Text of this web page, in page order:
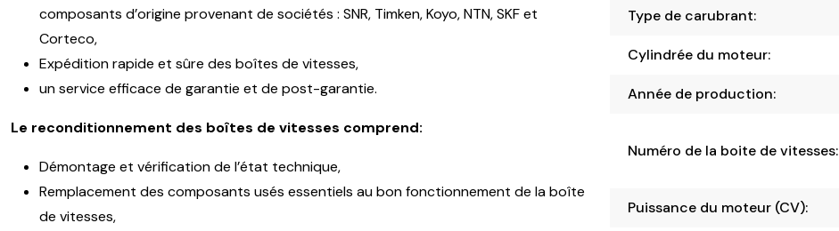
composants d’origine provenant de sociétés : SNR, Timken, Koyo, NTN, SKF et
Corteco,
Expédition rapide et sûre des boîtes de vitesses,
un service efficace de garantie et de post-garantie.
Le reconditionnement des boîtes de vitesses comprend:
Démontage et vérification de l’état technique,
Remplacement des composants usés essentiels au bon fonctionnement de la boîte
de vitesses,
Type de carubrant:
Cylindrée du moteur:
Année de production:
Numéro de la boite de vitesses:
Puissance du moteur (CV):